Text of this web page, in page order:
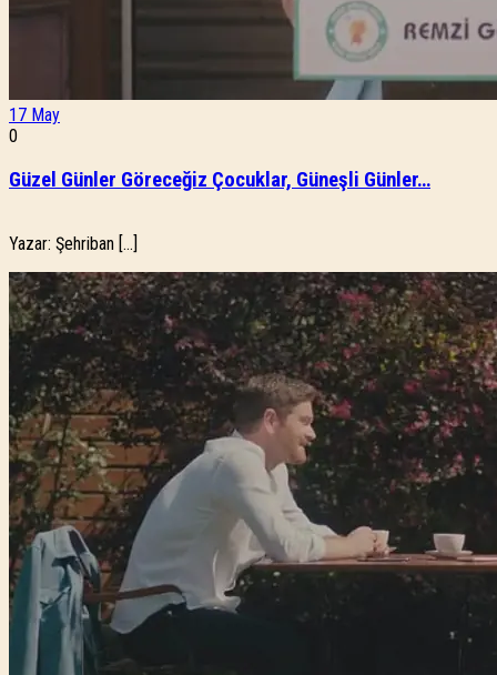
17 May
0
Güzel Günler Göreceğiz Çocuklar, Güneşli Günler…
Yazar: Şehriban […]